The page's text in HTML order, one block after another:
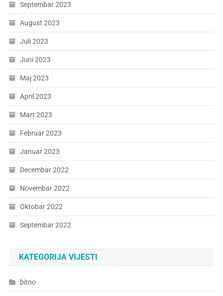
Septembar 2023
August 2023
Juli 2023
Juni 2023
Maj 2023
April 2023
Mart 2023
Februar 2023
Januar 2023
Decembar 2022
Novembar 2022
Oktobar 2022
Septembar 2022
KATEGORIJA VIJESTI
bitno